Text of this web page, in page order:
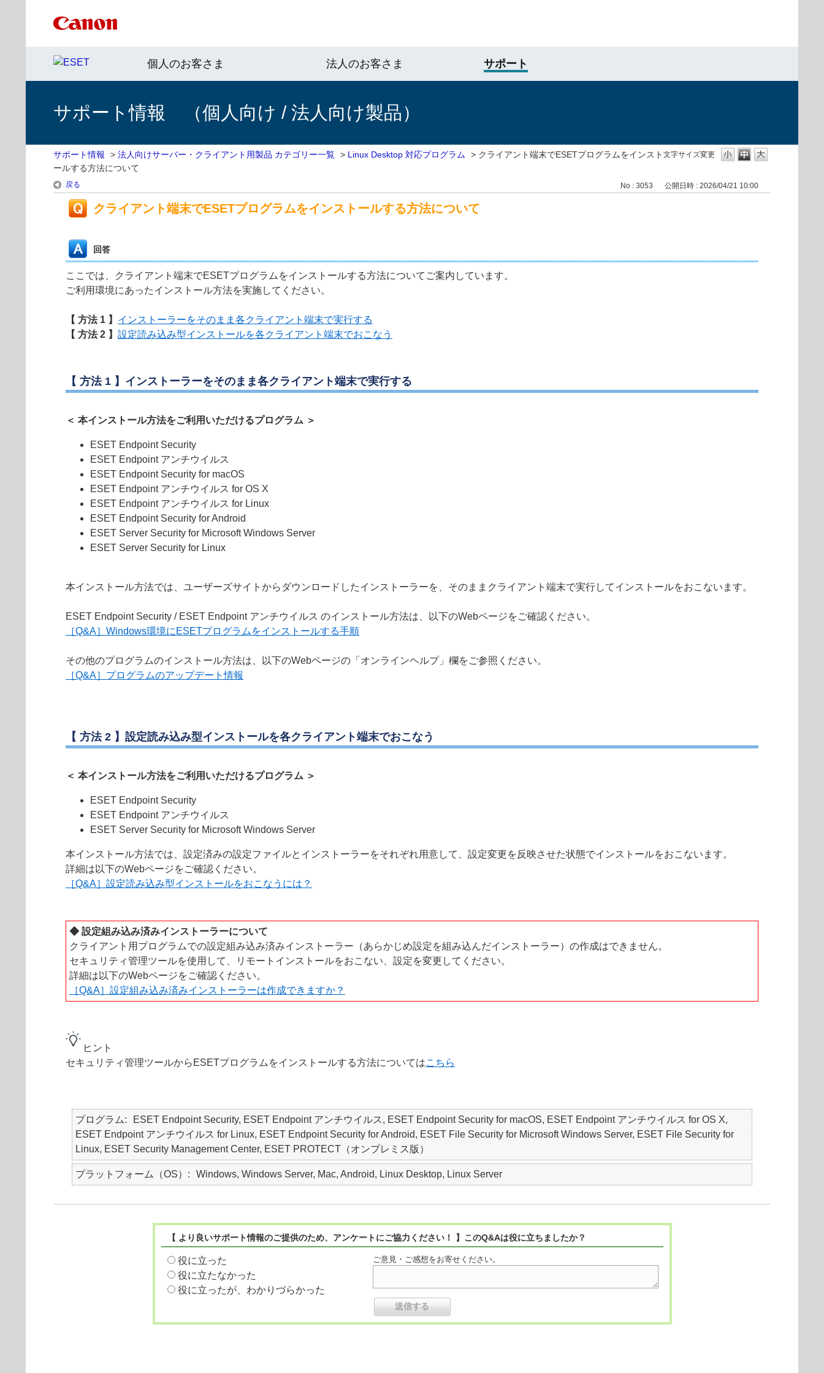
個人のお客さま 法人のお客さま サポート
サポート情報 （個人向け / 法人向け製品）
文字サイズ変更
サポート情報 > 法人向けサーバー・クライアント用製品 カテゴリー一覧 > Linux Desktop 対応プログラム > クライアント端末でESETプログラムをインスト
ールする方法について
戻る No : 3053 公開日時 : 2026/04/21 10:00
クライアント端末でESETプログラムをインストールする方法について
回答
ここでは、クライアント端末でESETプログラムをインストールする方法についてご案内しています。
ご利用環境にあったインストール方法を実施してください。
【 方法 1 】 インストーラーをそのまま各クライアント端末で実行する
【 方法 2 】 設定読み込み型インストールを各クライアント端末でおこなう
【 方法 1 】インストーラーをそのまま各クライアント端末で実行する
＜ 本インストール方法をご利用いただけるプログラム ＞
ESET Endpoint Security
ESET Endpoint アンチウイルス
ESET Endpoint Security for macOS
ESET Endpoint アンチウイルス for OS X
ESET Endpoint アンチウイルス for Linux
ESET Endpoint Security for Android
ESET Server Security for Microsoft Windows Server
ESET Server Security for Linux
本インストール方法では、ユーザーズサイトからダウンロードしたインストーラーを、そのままクライアント端末で実行してインストールをおこないます。
ESET Endpoint Security / ESET Endpoint アンチウイルス のインストール方法は、以下のWebページをご確認ください。
［Q&A］Windows環境にESETプログラムをインストールする手順
その他のプログラムのインストール方法は、以下のWebページの「オンラインヘルプ」欄をご参照ください。
［Q&A］プログラムのアップデート情報
【 方法 2 】設定読み込み型インストールを各クライアント端末でおこなう
＜ 本インストール方法をご利用いただけるプログラム ＞
ESET Endpoint Security
ESET Endpoint アンチウイルス
ESET Server Security for Microsoft Windows Server
本インストール方法では、設定済みの設定ファイルとインストーラーをそれぞれ用意して、設定変更を反映させた状態でインストールをおこないます。
詳細は以下のWebページをご確認ください。
［Q&A］設定読み込み型インストールをおこなうには？
◆ 設定組み込み済みインストーラーについて
クライアント用プログラムでの設定組み込み済みインストーラー（あらかじめ設定を組み込んだインストーラー）の作成はできません。
セキュリティ管理ツールを使用して、リモートインストールをおこない、設定を変更してください。
詳細は以下のWebページをご確認ください。
［Q&A］設定組み込み済みインストーラーは作成できますか？
ヒント
セキュリティ管理ツールからESETプログラムをインストールする方法についてはこちら
プログラム
ESET Endpoint Security, ESET Endpoint アンチウイルス, ESET Endpoint Security for macOS, ESET Endpoint アンチウイルス for OS X,
ESET Endpoint アンチウイルス for Linux, ESET Endpoint Security for Android, ESET File Security for Microsoft Windows Server, ESET File Security for
Linux, ESET Security Management Center, ESET PROTECT（オンプレミス版）
プラットフォーム（OS） Windows, Windows Server, Mac, Android, Linux Desktop, Linux Server
【 より良いサポート情報のご提供のため、アンケートにご協力ください！ 】このQ&Aは役に立ちましたか？
役に立った
役に立たなかった
役に立ったが、わかりづらかった
ご意見・ご感想をお寄せください。